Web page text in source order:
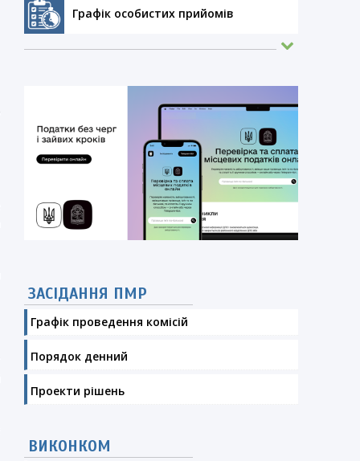
Графік особистих прийомів
ЗАСІДАННЯ ПМР
Графік проведення комісій
Порядок денний
Проекти рішень
ВИКОНКОМ